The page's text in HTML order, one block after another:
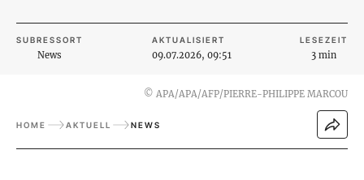
SUBRESSORT
News
AKTUALISIERT
09.07.2026, 09:51
LESEZEIT
3 min
© APA/APA/AFP/PIERRE-PHILIPPE MARCOU
HOME AKTUELL NEWS